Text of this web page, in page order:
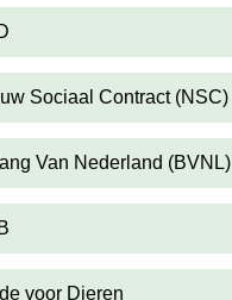
Sociaal Contract (NSC)
Van Nederland (BVNL)
voor Dieren